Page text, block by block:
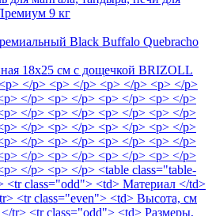
Black Buffalo Quebracho